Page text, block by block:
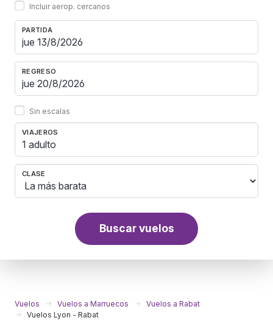
Incluir aerop. cercanos
PARTIDA
REGRESO
Sin escalas
VIAJEROS
1 adulto
CLASE
Buscar vuelos
Vuelos Vuelos a Marruecos
Vuelos a Rabat
Vuelos Lyon - Rabat